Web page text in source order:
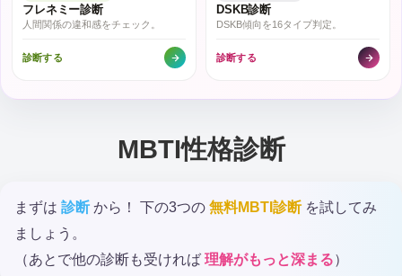
フレネミー診断
人間関係の違和感をチェック。
診断する
DSKB診断
DSKB傾向を16タイプ判定。
診断する
MBTI性格診断
まずは 診断 から！ 下の3つの 無料MBTI診断を試してみ
ましょう。
（あとで他の診断も受ければ 理解がもっと深まる）